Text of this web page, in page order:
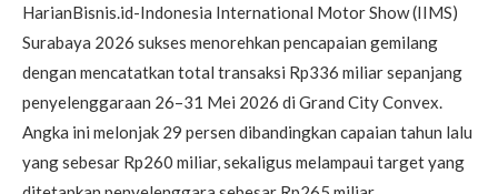
HarianBisnis.id-Indonesia International Motor Show (IIMS)
Surabaya 2026 sukses menorehkan pencapaian gemilang
dengan mencatatkan total transaksi Rp336 miliar sepanjang
penyelenggaraan 26–31 Mei 2026 di Grand City Convex.
Angka ini melonjak 29 persen dibandingkan capaian tahun lalu
yang sebesar Rp260 miliar, sekaligus melampaui target yang